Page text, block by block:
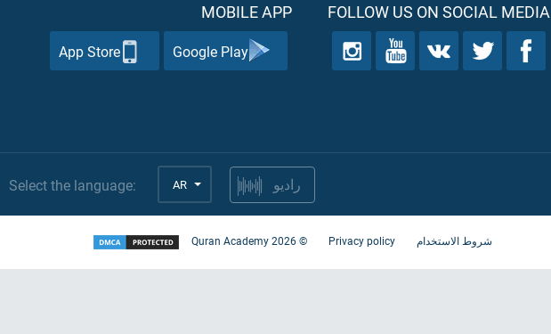
FOLLOW US ON SOCIAL MEDIA
MOBILE APP
Google Play
App Store
Select the language: AR راديو
شروط الاستخدام Privacy policy
©
2026